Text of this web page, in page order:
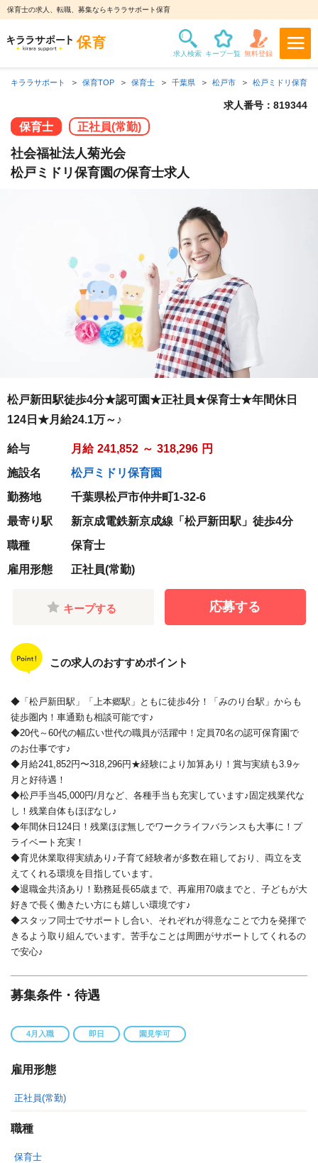
保育士の求人、転職、募集ならキララサポート保育
キララサポート 保育TOP 保育士 千葉県 松戸市 松戸ミドリ保育園
求人番号：819344
保育士 正社員(常勤)
社会福祉法人菊光会
松戸ミドリ保育園の保育士求人
松戸新田駅徒歩4分★認可園★正社員★保育士★年間休日
124日★月給24.1万～♪
給与 月給 241,852 ～ 318,296 円
施設名
松戸ミドリ保育園
勤務地
千葉県松戸市仲井町1-32-6
最寄り駅
新京成電鉄新京成線「松戸新田駅」徒歩4分
職種
保育士
雇用形態
正社員(常勤)
キープする 応募する
この求人のおすすめポイント
◆「松戸新田駅」「上本郷駅」ともに徒歩4分！「みのり台駅」からも
徒歩圏内！車通勤も相談可能です♪
◆20代～60代の幅広い世代の職員が活躍中！定員70名の認可保育園で
のお仕事です♪
◆月給241,852円〜318,296円★経験により加算あり！賞与実績も3.9ヶ
月と好待遇！
◆松戸手当45,000円/月など、各種手当も充実しています♪固定残業代な
し！残業自体もほぼなし♪
◆年間休日124日！残業ほぼ無しでワークライフバランスも大事に！プ
ライベート充実！
◆育児休業取得実績あり♪子育て経験者が多数在籍しており、両立を支
えてくれる環境を目指しています。
◆退職金共済あり！勤務延長65歳まで、再雇用70歳までと、子どもが大
好きで長く働きたい方にも嬉しい環境です♪
◆スタッフ同士でサポートし合い、それぞれが得意なことで力を発揮で
きるよう取り組んでいます。苦手なことは周囲がサポートしてくれるの
で安心♪
募集条件・待遇
4月入職 即日 園見学可
雇用形態
正社員(常勤)
職種
保育士